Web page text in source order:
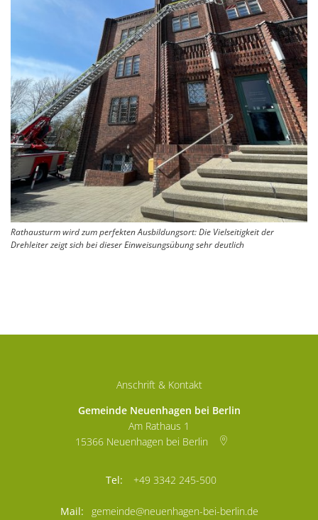
Rathausturm wird zum perfekten Ausbildungsort: Die Vielseitigkeit der
Drehleiter zeigt sich bei dieser Einweisungsübung sehr deutlich
Anschrift & Kontakt
Gemeinde Neuenhagen bei Berlin
Am Rathaus 1
15366 Neuenhagen bei Berlin
+49 3342 245-500
gemeinde@neuenhagen-bei-berlin.de